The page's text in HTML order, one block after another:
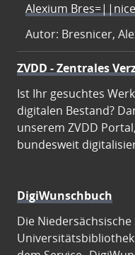
Alexium
Autor: Bresnicer,
ZVDD - Zentrales
Ist Ihr gesuchtes
digitalen Bestand?
unserem ZVDD
bundesweit
DigiWunschbuch
Die